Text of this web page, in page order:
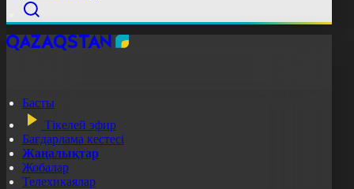
Басты
Тікелей эфир
Бағдарлама кестесі
Жаңалықтар
Жобалар
Телехикаялар